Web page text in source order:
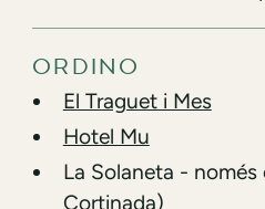
ORDINO
El Traguet i Mes
Hotel Mu
La Solaneta -
Cortinada)